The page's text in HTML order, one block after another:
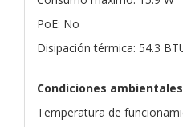
PoE: No
Disipación térmica: 54.3
Condiciones ambientales
Temperatura de